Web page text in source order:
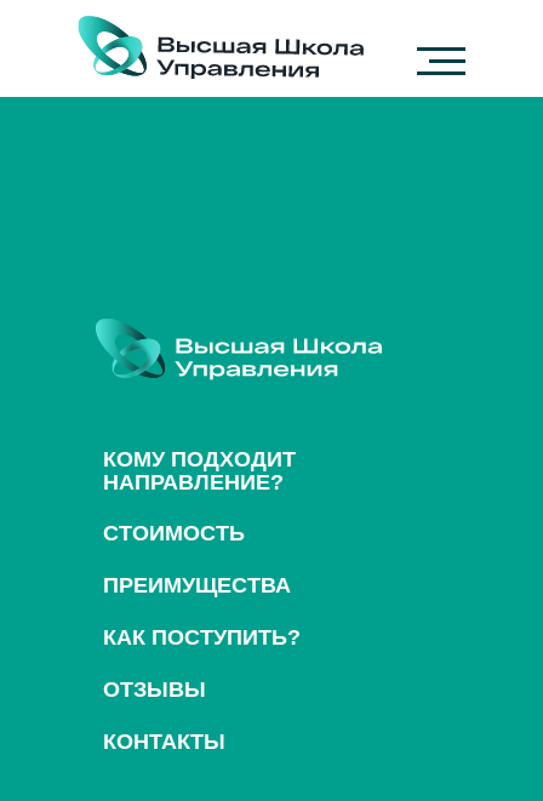
КОМУ ПОДХОДИТ
НАПРАВЛЕНИЕ?
СТОИМОСТЬ
ПРЕИМУЩЕСТВА
КАК ПОСТУПИТЬ?
ОТЗЫВЫ
КОНТАКТЫ